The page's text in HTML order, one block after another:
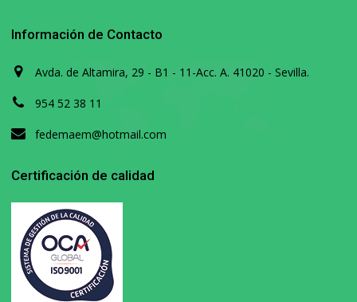
Información de Contacto
Avda. de Altamira, 29 - B1 - 11-Acc. A. 41020 - Sevilla.
954 52 38 11
fedemaem@hotmail.com
Certificación de calidad